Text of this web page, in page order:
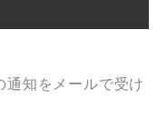
通知をメールで受け